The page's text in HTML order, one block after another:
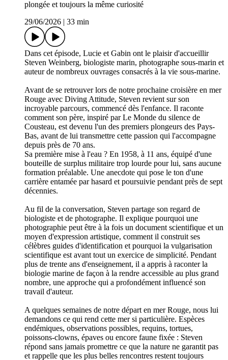
plongée et toujours la même curiosité
29/06/2026
33 min
Dans cet épisode, Lucie et Gabin ont le plaisir d'accueillir
Steven Weinberg, biologiste marin, photographe sous-marin et
auteur de nombreux ouvrages consacrés à la vie sous-marine.
Avant de se retrouver lors de notre prochaine croisière en mer
Rouge avec Diving Attitude, Steven revient sur son
incroyable parcours, commencé dès l'enfance. Il raconte
comment son père, inspiré par Le Monde du silence de
Cousteau, est devenu l'un des premiers plongeurs des Pays-
Bas, avant de lui transmettre cette passion qui l'accompagne
depuis près de 70 ans.
Sa première mise à l'eau ? En 1958, à 11 ans, équipé d'une
bouteille de surplus militaire trop lourde pour lui, sans aucune
formation préalable. Une anecdote qui pose le ton d'une
carrière entamée par hasard et poursuivie pendant près de sept
décennies.
Au fil de la conversation, Steven partage son regard de
biologiste et de photographe. Il explique pourquoi une
photographie peut être à la fois un document scientifique et un
moyen d'expression artistique, comment il construit ses
célèbres guides d'identification et pourquoi la vulgarisation
scientifique est avant tout un exercice de simplicité. Pendant
plus de trente ans d'enseignement, il a appris à raconter la
biologie marine de façon à la rendre accessible au plus grand
nombre, une approche qui a profondément influencé son
travail d'auteur.
A quelques semaines de notre départ en mer Rouge, nous lui
demandons ce qui rend cette mer si particulière. Espèces
endémiques, observations possibles, requins, tortues,
poissons-clowns, épaves ou encore faune fixée : Steven
répond sans jamais promettre ce que la nature ne garantit pas
et rappelle que les plus belles rencontres restent toujours